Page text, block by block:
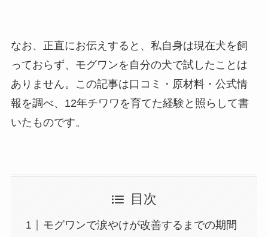
なお、正直にお伝えすると、私自身は現在犬を飼
っておらず、モグワンを自分の犬で試したことは
ありません。この記事は口コミ・原材料・公式情
報を調べ、12年チワワを育てた経験と照らして書
いたものです。
目次
モグワンで涙やけが改善するまでの期間